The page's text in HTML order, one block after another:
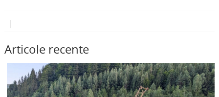
Articole recente